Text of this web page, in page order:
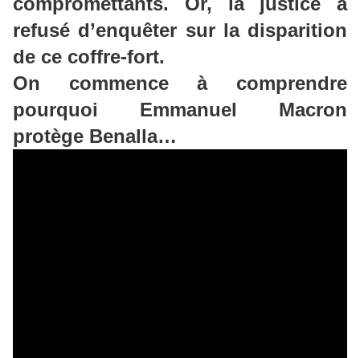
refusé d’enquêter sur la disparition
de ce coffre-fort.
On commence à comprendre
pourquoi Emmanuel Macron
protège Benalla…